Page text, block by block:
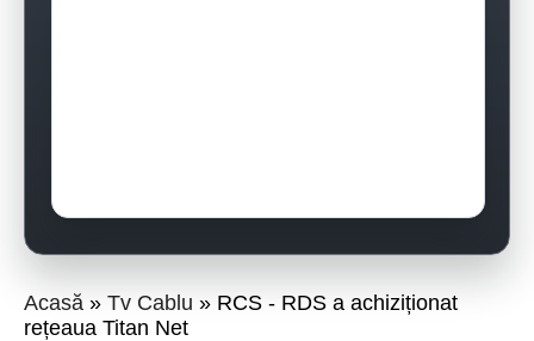
Acasă Tv Cablu
RCS - RDS a achiziționat
rețeaua Titan Net